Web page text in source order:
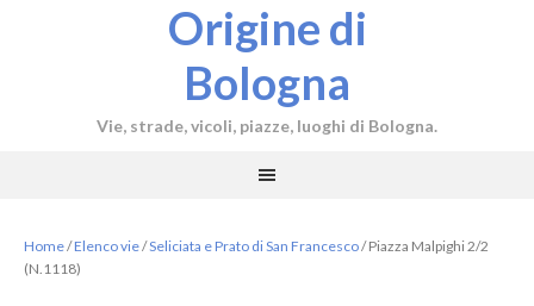
Origine di
Bologna
Vie, strade, vicoli, piazze, luoghi di Bologna.
Home/Elenco vie/Seliciata e Prato di San Francesco/Piazza Malpighi 2/2
(N.1118)